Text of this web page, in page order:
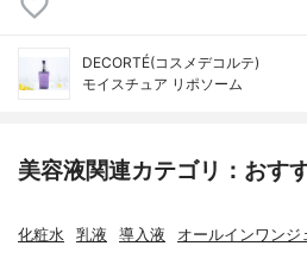
DECORTÉ(コスメデコルテ)
モイスチュア リポソーム
美容液関連カテゴリ：おす
化粧水 乳液 導入液 オールインワンジ